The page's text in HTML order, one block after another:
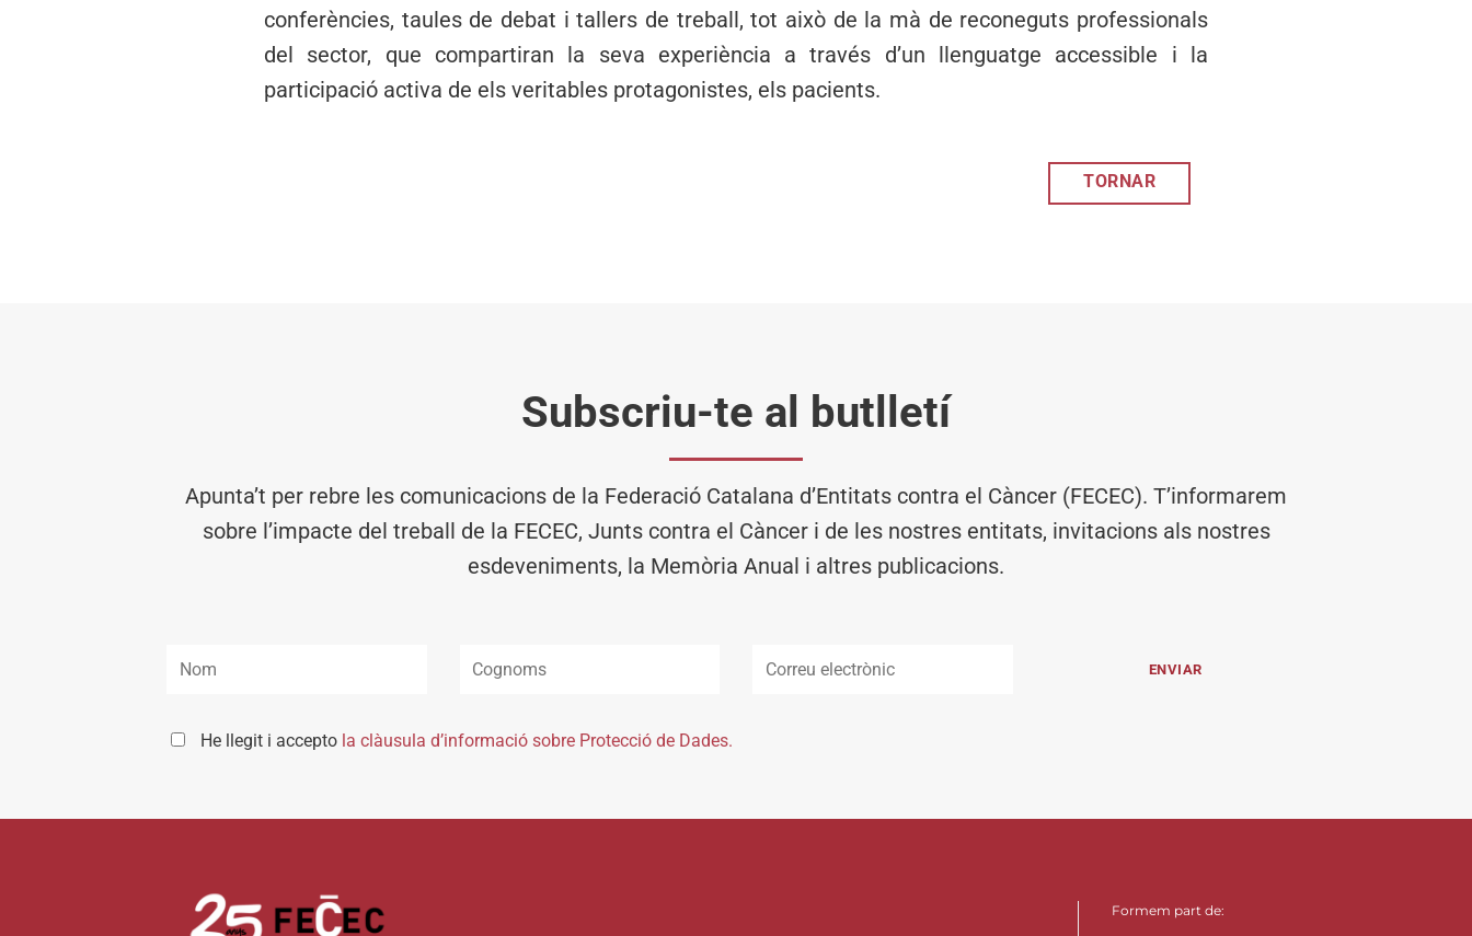
conferències, taules de debat i tallers de treball, tot això de la mà de reconeguts professionals
del sector, que compartiran la seva experiència a través d’un llenguatge accessible i la
participació activa de els veritables protagonistes, els pacients.
TORNAR
Subscriu-te al butlletí
Apunta’t per rebre les comunicacions de la Federació Catalana d’Entitats contra el Càncer (FECEC). T’informarem
sobre l’impacte del treball de la FECEC, Junts contra el Càncer i de les nostres entitats, invitacions als nostres
esdeveniments, la Memòria Anual i altres publicacions.
He llegit i accepto la clàusula d’informació sobre Protecció de Dades.
Formem part de: